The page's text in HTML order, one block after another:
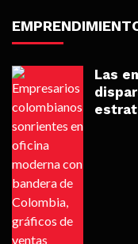
Las